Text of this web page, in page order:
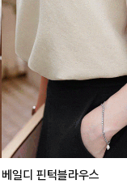
베일디 핀턱블라우스